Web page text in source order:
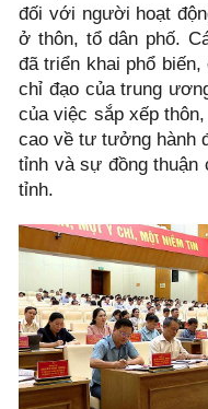
đối với người hoạt
ở thôn, tổ dân phố.
đã triển khai phổ
chỉ đạo của trung
của việc sắp xếp
cao về tư tưởng hành
tỉnh và sự đồng thuận
tỉnh.